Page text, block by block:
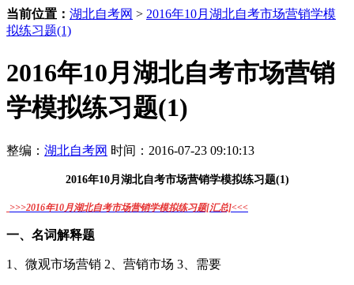
当前位置： 湖北自考网 > 2016年10月湖北自考市场营销学模
拟练习题(1)
2016年10月湖北自考市场营销
学模拟练习题(1)
整编： 湖北自考网 时间：2016-07-23 09:10:13
2016年10月湖北自考市场营销学模拟练习题(1)
>>>2016年10月湖北自考市场营销学模拟练习题[汇总]<<<
一、名词解释题
1、微观市场营销 2、营销市场 3、需要